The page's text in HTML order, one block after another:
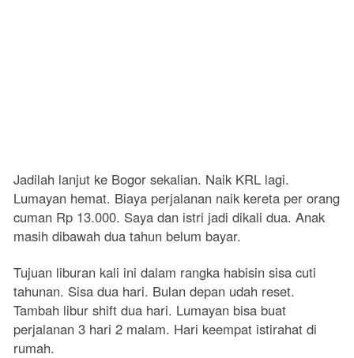
Jadilah lanjut ke Bogor sekalian. Naik KRL lagi.
Lumayan hemat. Biaya perjalanan naik kereta per orang
cuman Rp 13.000. Saya dan istri jadi dikali dua. Anak
masih dibawah dua tahun belum bayar.
Tujuan liburan kali ini dalam rangka habisin sisa cuti
tahunan. Sisa dua hari. Bulan depan udah reset.
Tambah libur shift dua hari. Lumayan bisa buat
perjalanan 3 hari 2 malam. Hari keempat istirahat di
rumah.